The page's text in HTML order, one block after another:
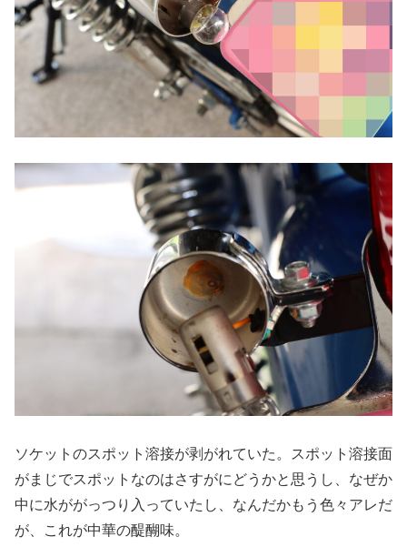
ソケットのスポット溶接が剥がれていた。スポット溶接面
がまじでスポットなのはさすがにどうかと思うし、なぜか
中に水ががっつり入っていたし、なんだかもう色々アレだ
が、これが中華の醍醐味。